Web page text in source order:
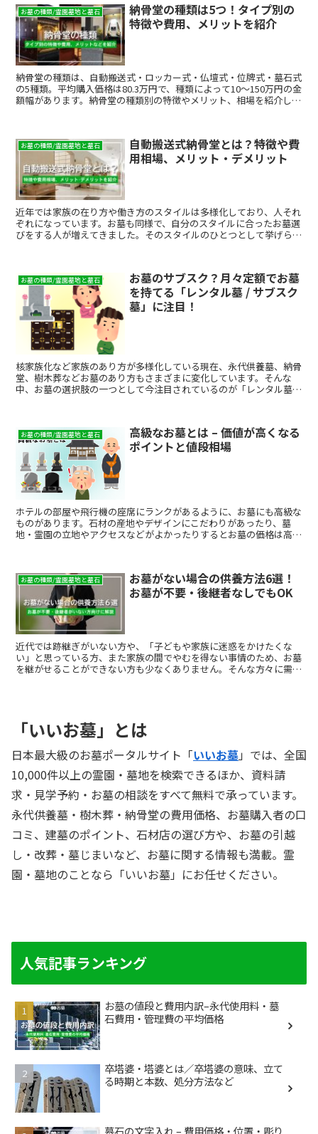
お墓の種類/霊園墓地と墓石
納骨堂の種類は5つ！タイプ別の
特徴や費用、メリットを紹介
納骨堂の種類は、自動搬送式・ロッカー式・仏壇式・位牌式・墓石式
の5種類。平均購入価格は80.3万円で、種類によって10～150万円の金
額幅があります。納骨堂の種類別の特徴やメリット、相場を紹介しま
お墓の種類/霊園墓地と墓石
自動搬送式納骨堂とは？特徴や費
用相場、メリット・デメリット
近年では家族の在り方や働き方のスタイルは多様化しており、人それ
ぞれになっています。お墓も同様で、自分のスタイルに合ったお墓選
びをする人が増えてきました。そのスタイルのひとつとして挙げられ
堂のことです。アクセスの良いところに作られていることが多く、徒
歩で気軽に訪れることができたり、遺族に代わって永代供養してくれ
たりというメリットもあります。ここでは、そんな自動搬送式納骨堂
について解説します。
お墓の種類/霊園墓地と墓石
お墓のサブスク？月々定額でお墓
を持てる「レンタル墓 / サブスク
墓」に注目！
核家族化など家族のあり方が多様化している現在、永代供養墓、納骨
堂、樹木葬などお墓のあり方もさまざまに変化しています。そんな
中、お墓の選択肢の一つとして今注目されているのが「レンタル墓/
お墓の種類/霊園墓地と墓石
高級なお墓とは – 価値が高くなる
ポイントと値段相場
ホテルの部屋や飛行機の座席にランクがあるように、お墓にも高級な
ものがあります。石材の産地やデザインにこだわりがあったり、墓
地・霊園の立地やアクセスなどがよかったりするとお墓の価格は高く
条件を、値段相場とともにご紹介します。なるべくお墓のコストを抑
えたい方、石材の産地やデザインにこだわりたい方など、お墓のコス
ト面を気にしている方はぜひ参考にしてください。
お墓の種類/霊園墓地と墓石
お墓がない場合の供養方法6選！
お墓が不要・後継者なしでもOK
近代では跡継ぎがいない方や、「子どもや家族に迷惑をかけたくな
い」と思っている方、また家族の間でやむを得ない事情のため、お墓
を継がせることができない方も少なくありません。そんな方々に需要
ない、また費用が比較的安く済む、など様々なメリットがあります。
ここでは、そんな永代供養墓について、わかりやすく解説していま
す。
「いいお墓」とは
日本最大級のお墓ポータルサイト「いいお墓」では、全国
10,000件以上の霊園・墓地を検索できるほか、資料請
求・見学予約・お墓の相談をすべて無料で承っています。
永代供養墓・樹木葬・納骨堂の費用価格、お墓購入者の口
コミ、建墓のポイント、石材店の選び方や、お墓の引越
し・改葬・墓じまいなど、お墓に関する情報も満載。霊
園・墓地のことなら「いいお墓」にお任せください。
人気記事ランキング
お墓の値段と費用内訳–永代使用料・墓
石費用・管理費の平均価格
卒塔婆・塔婆とは／卒塔婆の意味、立て
る時期と本数、処分方法など
墓石の文字入れ – 費用価格・位置・彫り